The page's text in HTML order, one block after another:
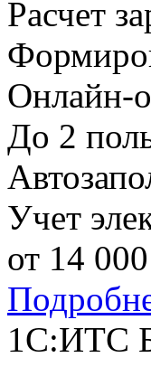
Расчет
Онлайн-
До 2
Учет
от 14 000
1С:ИТС